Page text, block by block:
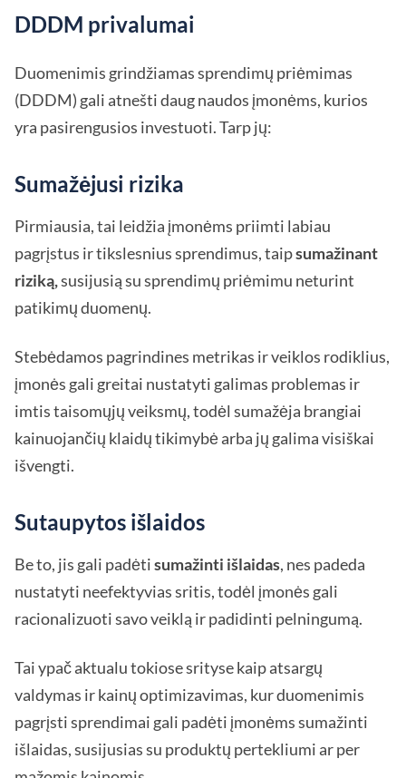
DDDM privalumai
Duomenimis grindžiamas sprendimų priėmimas
(DDDM) gali atnešti daug naudos įmonėms, kurios
yra pasirengusios investuoti. Tarp jų:
Sumažėjusi rizika
Pirmiausia, tai leidžia įmonėms priimti labiau
pagrįstus ir tikslesnius sprendimus, taipsumažinant
riziką,susijusią su sprendimų priėmimu neturint
patikimų duomenų.
Stebėdamos pagrindines metrikas ir veiklos rodiklius,
įmonės gali greitai nustatyti galimas problemas ir
imtis taisomųjų veiksmų, todėl sumažėja brangiai
kainuojančių klaidų tikimybė arba jų galima visiškai
išvengti.
Sutaupytos išlaidos
Be to, jis gali padėtisumažinti išlaidas, nes padeda
nustatyti neefektyvias sritis, todėl įmonės gali
racionalizuoti savo veiklą ir padidinti pelningumą.
Tai ypač aktualu tokiose srityse kaip atsargų
valdymas ir kainų optimizavimas, kur duomenimis
pagrįsti sprendimai gali padėti įmonėms sumažinti
išlaidas, susijusias su produktų pertekliumi ar per